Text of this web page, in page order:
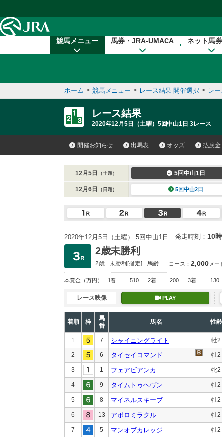
競馬メニュー 馬券・JRA-UMACA ネット馬
ホーム > 競馬メニュー > レース結果 開催選択 > レ
レース結果
2020年12月5日（土曜）5回中山1日 3レース
開催お知らせ 出馬表 オッズ 払戻金
12月5日 （土曜） 5回中山1日
12月6日 （日曜） 5回中山2日
2020年12月5日（土曜） 5回中山1日 発走時刻： 10
2歳未勝利
2歳 未勝利[指定] 馬齢 コース： 2,000 メー
本賞金 （万円） 1着 510 2着 200 3着 130
レース映像 PLAY
着順 枠
馬
番
馬名 性齢
1 7 シャイニングライト 牡2
2 6 タイセイコマンド 牡2
3 1 フェアビアンカ 牝2
4 9 タイムトゥヘヴン 牡2
5 8 マイネルスキーブ 牡2
6 13 アポロミラクル 牡2
7 5 マンオブカレッジ 牡2